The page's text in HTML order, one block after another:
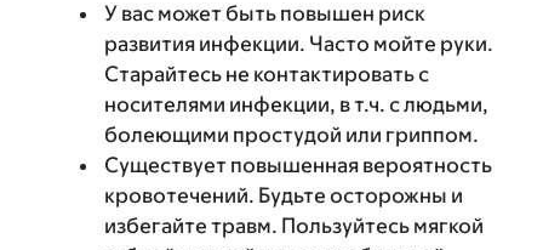
У вас может быть повышен риск
развития инфекции. Часто мойте руки.
Старайтесь не контактировать с
носителями инфекции, в т.ч. с людьми,
болеющими простудой или гриппом.
Существует повышенная вероятность
кровотечений. Будьте осторожны и
избегайте травм. Пользуйтесь мягкой